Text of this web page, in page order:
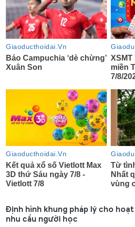
Định hình khung pháp lý cho
nhu cầu người học